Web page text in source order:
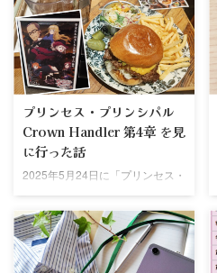
ズで競馬をしてきた この日は阪
神ジュベナイルフィリーズと香港
国際競争があったので馬券を買う
ために訪れた 阪神ジュベナイル
フィリーズ 阪神ジュベナイルフ
ィリーズの本命はスターアニスだ
った めちゃくちゃ自信があった
ので普段は買わない3連単で勝
負！！ まさかの大的中！！ めち
ゃくちゃうれしかった 香港カッ
ォリアーとべラジオオペラの2頭
から三連複を購入 ...
プリンセス・プリンシパル
Crown Handler 第4章 を見
に行った話
2025年5月24日に「プリンセス・
プリンシパル Crown Handler 第4
章」の映画に行きました とても
面白く次回が楽しみになりました
今回は買ってきたグッズを紹介し
たり一日を振り返っていこうと思